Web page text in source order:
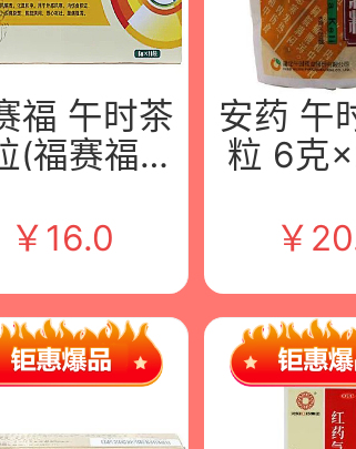
福 午时茶
(福赛福）
参药业股
￥ 16.0
安药 午
粒 6克
有限
￥